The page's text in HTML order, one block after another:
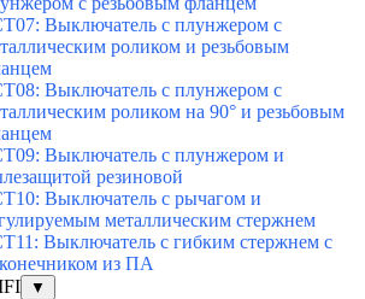
Выключатель с плунжером с
роликом и резьбовым
Выключатель с плунжером с
роликом на 90° и резьбовым
Выключатель с плунжером и
резиновой
Выключатель с рычагом и
металлическим стержнем
Выключатель с гибким стержнем с
из ПА
▼